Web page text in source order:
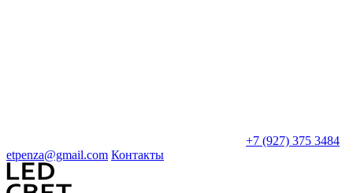
+7 (927) 375 3484
etpenza@gmail.com Контакты